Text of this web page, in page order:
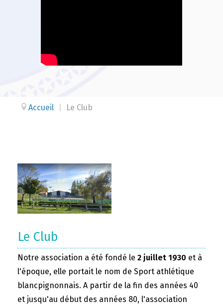
Accueil Le Club
Le Club
Notre association a été fondé le 2 juillet 1930 et à
l'époque, elle portait le nom de Sport athlétique
blancpignonnais. A partir de la fin des années 40
et jusqu'au début des années 80, l'association